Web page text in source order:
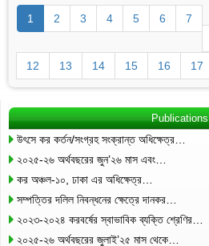
1 2 3 4 5 6
7
12 13 14 15 16 17
Publications
উৎসে কর কর্তন/সংগ্রহ সংক্রান্ত অধিক্ষেত্র…
২০২৫-২৬ অর্থবছরের জুন’২৬ মাস এবং…
কর অঞ্চল-১০, ঢাকা এর অধিক্ষেত্র…
সম্পত্তির দলিল নিবন্ধনের ক্ষেত্রে দানকর…
২০২৩-২০২৪ করবর্ষের স্বাভাবিক ব্যক্তি শ্রেণির…
২০২৫-২৬ অর্থবছরের জুলাই’২৫ মাস থেকে…